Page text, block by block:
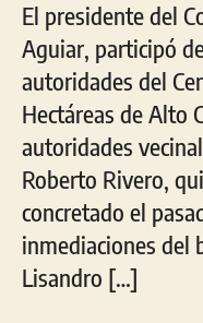
El presidente del
Aguiar, participó
autoridades del
Hectáreas de Alto
autoridades
Roberto Rivero,
concretado el
inmediaciones del
Lisandro […]